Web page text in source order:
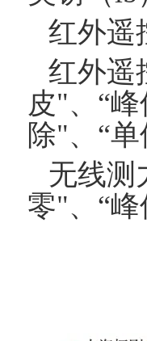
红外遥
红外遥
皮"、“
除"、“
无线测
零"、“